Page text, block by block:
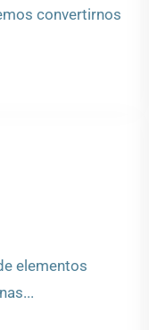
convertirnos
elementos